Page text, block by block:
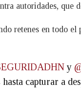
autoridades, que
retenes en todo el
y
capturar a